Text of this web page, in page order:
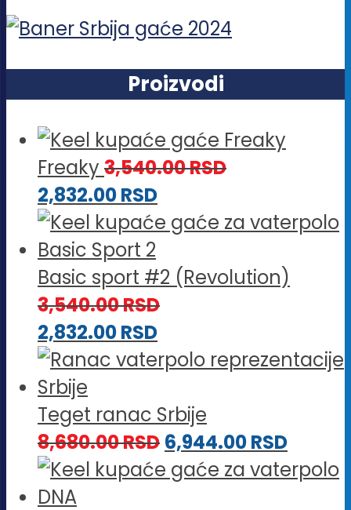
Proizvodi
Freaky 3,540.00RSD
2,832.00RSD
Basic sport #2 (Revolution)
3,540.00RSD
2,832.00RSD
Teget ranac Srbije
8,680.00RSD 6,944.00RSD